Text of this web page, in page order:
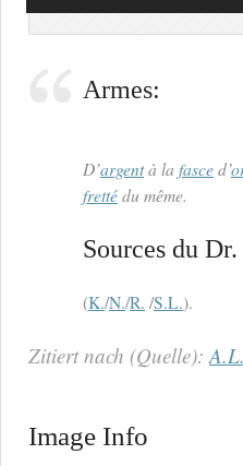
Armes:
D’argentà la fasced’
frettédu même.
Sources du
(K./N./R. /S.L.).
Zitiert nach (Quelle): A.L.
Image Info